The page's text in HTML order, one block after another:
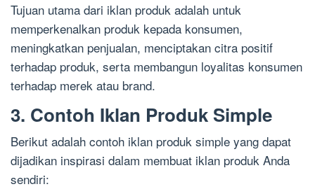
Tujuan utama dari iklan produk adalah untuk
memperkenalkan produk kepada konsumen,
meningkatkan penjualan, menciptakan citra positif
terhadap produk, serta membangun loyalitas konsumen
terhadap merek atau brand.
3. Contoh Iklan Produk Simple
Berikut adalah contoh iklan produk simple yang dapat
dijadikan inspirasi dalam membuat iklan produk Anda
sendiri: